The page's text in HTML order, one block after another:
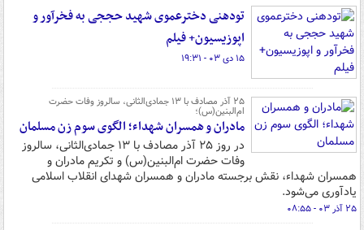
تودهنی دخترعموی شهید حججی به فخرآور و
اپوزیسیون+ فیلم
۱۵ دی ۰۳ - ۱۹:۳۱
۲۵ آذر مصادف با ۱۳ جمادی‌الثانی، سالروز وفات حضرت
ام‌البنین(س)؛
مادران و همسران شهداء؛ الگوی سوم زن مسلمان
در روز ۲۵ آذر مصادف با ۱۳ جمادی‌الثانی، سالروز
وفات حضرت ام‌البنین(س) و تکریم مادران و
همسران شهداء، نقش برجسته‌ مادران و همسران شهدای انقلاب اسلامی
یادآوری می‌شود.
۲۵ آذر ۰۳ - ۰۸:۵۵